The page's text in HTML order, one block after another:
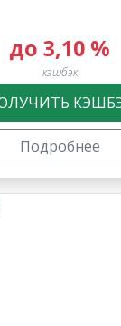
до 3,10 %
кэшбэк
Подробнее